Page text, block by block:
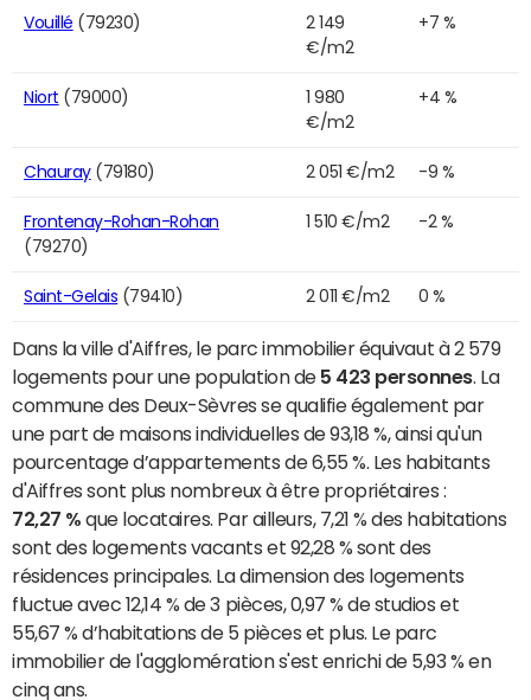
Vouillé (79230)
2 149
€/m2
+7 %
Niort (79000)
1 980
€/m2
+4 %
Chauray(79180) 2 051 €/m2 -9 %
Frontenay-Rohan-Rohan
(79270)
1 510 €/m2 -2 %
Saint-Gelais (79410) 2 011 €/m2 0 %
Dans la ville d'Aiffres, le parc immobilier équivaut à 2 579
logements pour une population de 5 423 personnes. La
commune des Deux-Sèvres se qualifie également par
une part de maisons individuelles de 93,18 %, ainsi qu'un
pourcentage d’appartements de 6,55 %. Les habitants
d'Aiffres sont plus nombreux à être propriétaires :
72,27 % que locataires. Par ailleurs, 7,21 % des habitations
sont des logements vacants et 92,28 % sont des
résidences principales. La dimension des logements
fluctue avec 12,14 % de 3 pièces, 0,97 % de studios et
55,67 % d’habitations de 5 pièces et plus. Le parc
immobilier de l'agglomération s'est enrichi de 5,93 % en
cinq ans.